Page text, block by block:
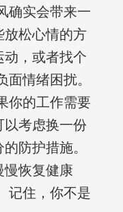
确实会带来一
放松心情的方
，或者找个
情绪困扰。
你的工作需要
考虑换一份
防护措施。
慢恢复健康
记住，你不是